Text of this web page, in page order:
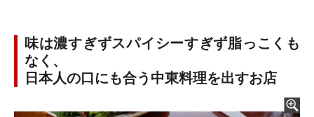
味は濃すぎずスパイシーすぎず脂っこくも
なく、
日本人の口にも合う中東料理を出すお店